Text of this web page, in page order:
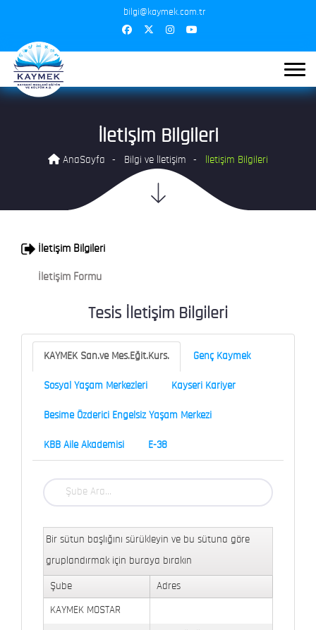
bilgi@kaymek.com.tr
İletişim Bilgileri
AnaSayfa Bilgi ve İletişim İletişim Bilgileri
İletişim Bilgileri
İletişim Formu
Tesis İletişim Bilgileri
KAYMEK San.ve Mes.Eğit.Kurs. Genç Kaymek
Sosyal Yaşam Merkezleri Kayseri Kariyer
Besime Özderici Engelsiz Yaşam Merkezi
KBB Aile Akademisi E-38
Bir sütun başlığını sürükleyin ve bu sütuna göre
gruplandırmak için buraya bırakın
Şube Adres
KAYMEK MOSTAR